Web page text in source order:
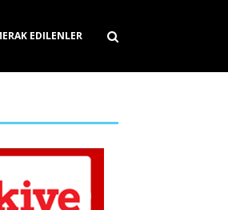
EDILENLER